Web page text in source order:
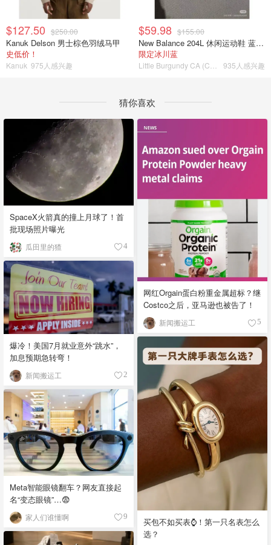
$127.50 $250.00
Kanuk Delson 男士棕色羽绒马甲
史低价！
Kanuk 975人感兴趣
$59.98 $155.00
New Balance 204L 休闲运动鞋 蓝银色
限定冰川蓝
935人感兴趣
猜你喜欢
SpaceX火箭真的撞上月球了！首
批现场照片曝光
瓜田里的猹 4
网红Orgain蛋白粉重金属超标？继
Costco之后，亚马逊也被告了！
新闻搬运工 5
爆冷！美国7月就业意外“跳水”，
加息预期急转弯！
新闻搬运工 2
买包不如买表⌚️！第一只名表怎么
选？
Meta智能眼镜翻车？网友直接起
名“变态眼镜”…😨
家人们谁懂啊 9